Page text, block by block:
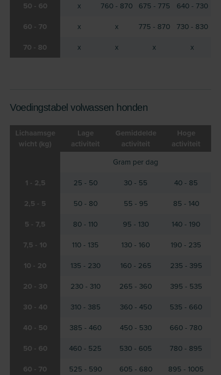
50 - 60 x 760 - 870 675 - 775 640 - 730
60 - 70 x x 775 - 870 730 - 830
70 - 80 x x x x
Voedingstabel volwassen honden
Lichaamsge
wicht (kg)
Lage
activiteit
Gemiddelde
activiteit
Hoge
activiteit
Gram per dag
1 - 2,5 25 - 50 30 - 55 40 - 85
2,5 - 5 50 - 80 55 - 95 85 - 140
5 - 7,5 80 - 110 95 - 130 140 - 190
7,5 - 10 110 - 135 130 - 160 190 - 235
10 - 20 135 - 230 160 - 265 235 - 395
20 - 30 230 - 310 265 - 360 395 - 535
30 - 40 310 - 385 360 - 450 535 - 660
40 - 50 385 - 460 450 - 530 660 - 780
50 - 60 460 - 525 530 - 605 780 - 895
60 - 70 525 - 590 605 - 680 895 - 1005